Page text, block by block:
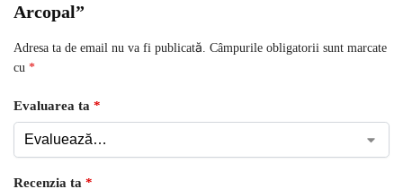
Arcopal”
Adresa ta de email nu va fi publicată. Câmpurile obligatorii sunt marcate
cu *
Evaluarea ta *
Recenzia ta *